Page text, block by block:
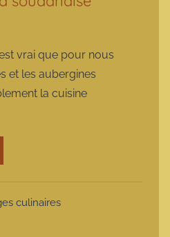
vrai que pour nous
et les aubergines
la cuisine
culinaires